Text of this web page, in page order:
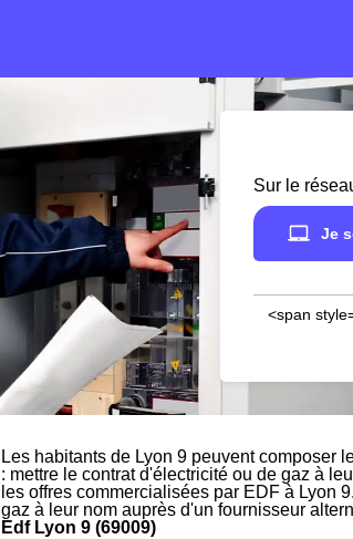
Sur le
Je
<span
Les habitants de Lyon 9 peuvent composer
: mettre le contrat d'électricité ou de gaz à
les offres commercialisées par EDF à Lyon
gaz à leur nom auprès d'un fournisseur
Edf Lyon 9 (69009)